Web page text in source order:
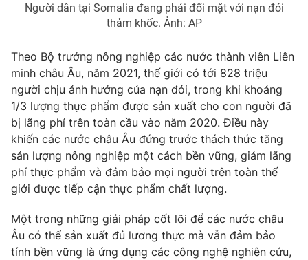
VTV Money VTV Thể thao
VTV Sức khoẻ Bất động sản
Thị trường 24h Tấm lòng Việt
VTV4 Vươn mình bằng AI
VTV9 VTV8
Liên hệ tòa soạn English
Người dân tại Somalia đang phải đối mặt với nạn đói
thảm khốc. Ảnh: AP
Theo Bộ trưởng nông nghiệp các nước thành viên Liên
minh châu Âu, năm 2021, thế giới có tới 828 triệu
người chịu ảnh hưởng của nạn đói, trong khi khoảng
1/3 lượng thực phẩm được sản xuất cho con người đã
bị lãng phí trên toàn cầu vào năm 2020. Điều này
khiến các nước châu Âu đứng trước thách thức tăng
sản lượng nông nghiệp một cách bền vững, giảm lãng
phí thực phẩm và đảm bảo mọi người trên toàn thế
giới được tiếp cận thực phẩm chất lượng.
Một trong những giải pháp cốt lõi để các nước châu
Âu có thể sản xuất đủ lương thực mà vẫn đảm bảo
tính bền vững là ứng dụng các công nghệ nghiên cứu,